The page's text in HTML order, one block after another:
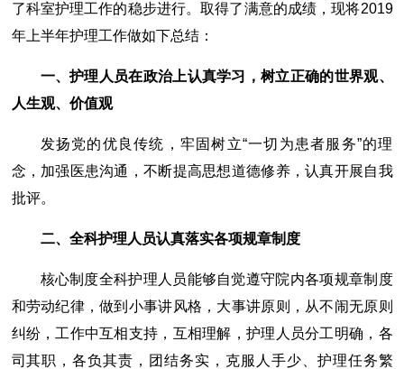
了科室护理工作的稳步进行。取得了满意的成绩，现将2019
年上半年护理工作做如下总结：
一、护理人员在政治上认真学习，树立正确的世界观、
人生观、价值观
发扬党的优良传统，牢固树立“一切为患者服务”的理
念，加强医患沟通，不断提高思想道德修养，认真开展自我
批评。
二、全科护理人员认真落实各项规章制度
核心制度全科护理人员能够自觉遵守院内各项规章制度
和劳动纪律，做到小事讲风格，大事讲原则，从不闹无原则
纠纷，工作中互相支持，互相理解，护理人员分工明确，各
司其职，各负其责，团结务实，克服人手少、护理任务繁